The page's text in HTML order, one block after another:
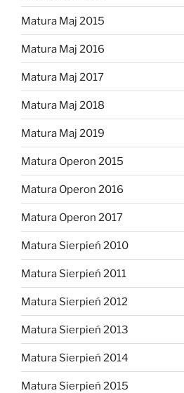
Matura Maj 2015
Matura Maj 2016
Matura Maj 2017
Matura Maj 2018
Matura Maj 2019
Matura Operon 2015
Matura Operon 2016
Matura Operon 2017
Matura Sierpień 2010
Matura Sierpień 2011
Matura Sierpień 2012
Matura Sierpień 2013
Matura Sierpień 2014
Matura Sierpień 2015